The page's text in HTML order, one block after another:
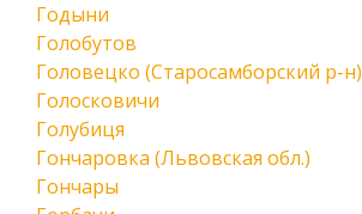
Годыни
Голобутов
Головецко (Старосамборский р-н)
Голосковичи
Голубиця
Гончаровка (Львовская обл.)
Гончары